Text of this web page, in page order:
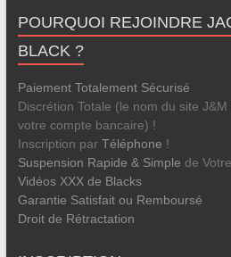
POURQUOI REJOINDRE
BLACK ?
Paiement Totalement Sécurisé
Discrétion Totale (le nom du site
votre compte bancaire) !
Inscription par Téléphone !
Suspension Rapide & Simple de
Vidéos XXX de Blacks
Garantie Satisfait ou Remboursé
Droit de Rétractation